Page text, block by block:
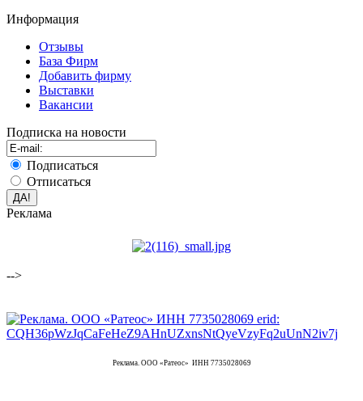
Информация
Отзывы
База Фирм
Добавить фирму
Выставки
Вакансии
Подписка на новости
Подписаться
Отписаться
Реклама
-->
Реклама. ООО «Ратеос» ИНН 7735028069